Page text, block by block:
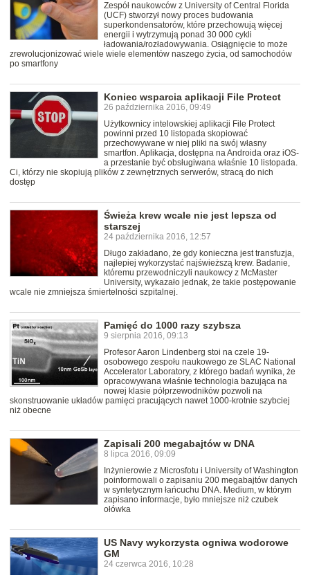
Zespół naukowców z University of Central Florida
(UCF) stworzył nowy proces budowania
superkondensatorów, które przechowują więcej
energii i wytrzymują ponad 30 000 cykli
ładowania/rozładowywania. Osiągnięcie to może
zrewolucjonizować wiele wiele elementów naszego życia, od samochodów
po smartfony
Koniec wsparcia aplikacji File Protect
26 października 2016, 09:49
Użytkownicy intelowskiej aplikacji File Protect
powinni przed 10 listopada skopiować
przechowywane w niej pliki na swój własny
smartfon. Aplikacja, dostępna na Androida oraz iOS-
a przestanie być obsługiwana właśnie 10 listopada.
Ci, którzy nie skopiują plików z zewnętrznych serwerów, stracą do nich
dostęp
Świeża krew wcale nie jest lepsza od
starszej
24 października 2016, 12:57
Długo zakładano, że gdy konieczna jest transfuzja,
najlepiej wykorzystać najświeższą krew. Badanie,
któremu przewodniczyli naukowcy z McMaster
University, wykazało jednak, że takie postępowanie
wcale nie zmniejsza śmiertelności szpitalnej.
Pamięć do 1000 razy szybsza
9 sierpnia 2016, 09:13
Profesor Aaron Lindenberg stoi na czele 19-
osobowego zespołu naukowego ze SLAC National
Accelerator Laboratory, z którego badań wynika, że
opracowywana właśnie technologia bazująca na
nowej klasie półprzewodników pozwoli na
skonstruowanie układów pamięci pracujących nawet 1000-krotnie szybciej
niż obecne
Zapisali 200 megabajtów w DNA
8 lipca 2016, 09:09
Inżynierowie z Microsfotu i University of Washington
poinformowali o zapisaniu 200 megabajtów danych
w syntetycznym łańcuchu DNA. Medium, w którym
zapisano informacje, było mniejsze niż czubek
ołówka
US Navy wykorzysta ogniwa wodorowe
GM
24 czerwca 2016, 10:28